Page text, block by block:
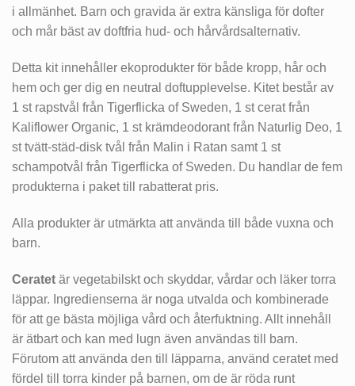
i allmänhet. Barn och gravida är extra känsliga för dofter
och mår bäst av doftfria hud- och hårvårdsalternativ.
Detta kit innehåller ekoprodukter för både kropp, hår och
hem och ger dig en neutral doftupplevelse. Kitet består av
1 st rapstvål från Tigerflicka of Sweden, 1 st cerat från
Kaliflower Organic, 1 st krämdeodorant från Naturlig Deo, 1
st tvätt-städ-disk tvål från Malin i Ratan samt 1 st
schampotvål från Tigerflicka of Sweden. Du handlar de fem
produkterna i paket till rabatterat pris.
Alla produkter är utmärkta att använda till både vuxna och
barn.
Ceratet är vegetabilskt och skyddar, vårdar och läker torra
läppar. Ingredienserna är noga utvalda och kombinerade
för att ge bästa möjliga vård och återfuktning. Allt innehåll
är ätbart och kan med lugn även användas till barn.
Förutom att använda den till läpparna, använd ceratet med
fördel till torra kinder på barnen, om de är röda runt